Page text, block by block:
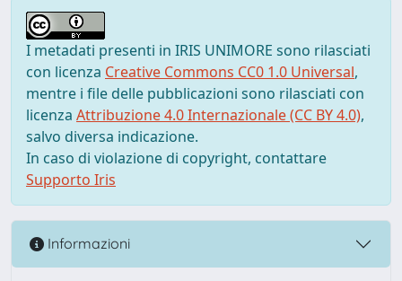
I metadati presenti in IRIS UNIMORE sono rilasciati
con licenza Creative Commons CC0 1.0 Universal,
mentre i file delle pubblicazioni sono rilasciati con
licenza Attribuzione 4.0 Internazionale (CC BY 4.0),
salvo diversa indicazione.
In caso di violazione di copyright, contattare
Supporto Iris
Informazioni